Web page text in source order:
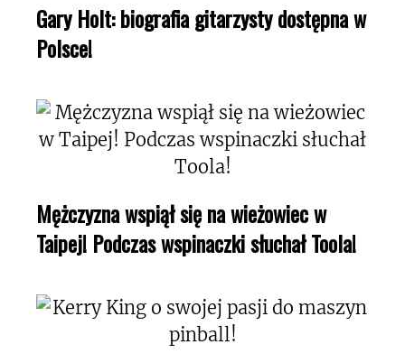
Gary Holt: biografia gitarzysty dostępna w
Polsce!
Mężczyzna wspiął się na wieżowiec w
Taipej! Podczas wspinaczki słuchał Toola!